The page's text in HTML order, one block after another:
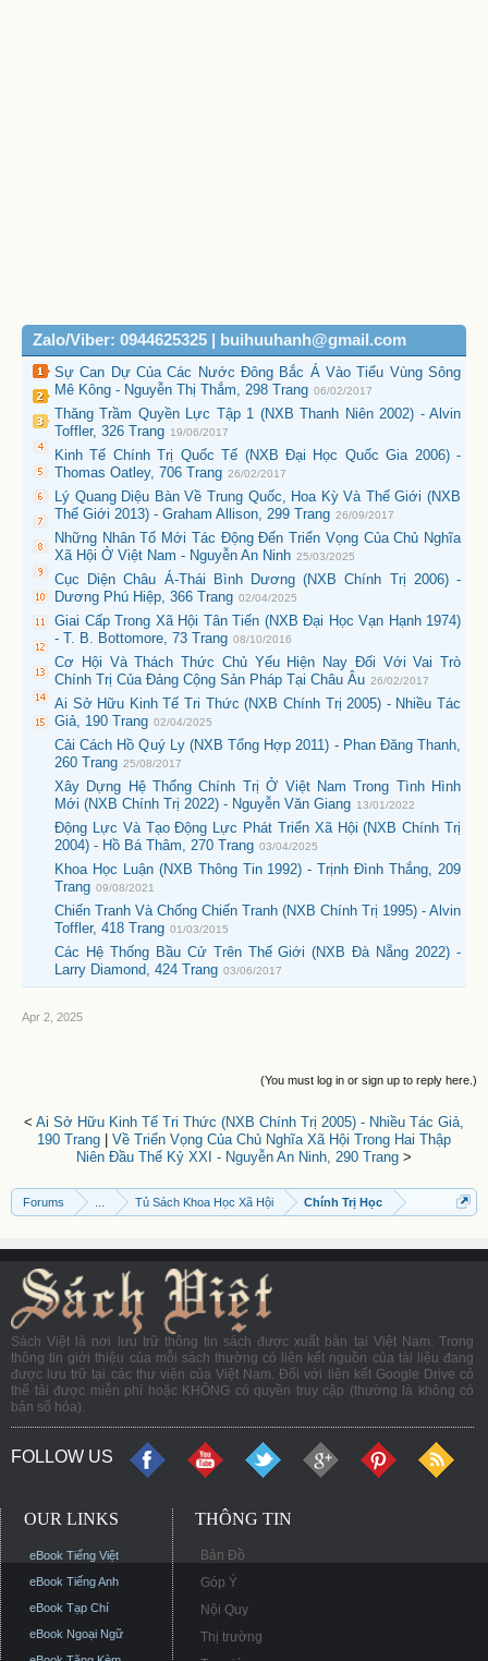
Zalo/Viber: 0944625325 | buihuuhanh@gmail.com
Sự Can Dự Của Các Nước Đông Bắc Á Vào Tiểu Vùng Sông
Mê Kông - Nguyễn Thị Thắm, 298 Trang 06/02/2017
Thăng Trầm Quyền Lực Tập 1 (NXB Thanh Niên 2002) - Alvin
Toffler, 326 Trang 19/06/2017
Kinh Tế Chính Trị Quốc Tế (NXB Đại Học Quốc Gia 2006) -
Thomas Oatley, 706 Trang 26/02/2017
Lý Quang Diệu Bàn Về Trung Quốc, Hoa Kỳ Và Thế Giới (NXB
Thế Giới 2013) - Graham Allison, 299 Trang 26/09/2017
Những Nhân Tố Mới Tác Động Đến Triển Vọng Của Chủ Nghĩa
Xã Hội Ở Việt Nam - Nguyễn An Ninh 25/03/2025
Cục Diện Châu Á-Thái Bình Dương (NXB Chính Trị 2006) -
Dương Phú Hiệp, 366 Trang 02/04/2025
Giai Cấp Trong Xã Hội Tân Tiến (NXB Đại Học Vạn Hạnh 1974)
- T. B. Bottomore, 73 Trang 08/10/2016
Cơ Hội Và Thách Thức Chủ Yếu Hiện Nay Đối Với Vai Trò
Chính Trị Của Đảng Cộng Sản Pháp Tại Châu Âu 26/02/2017
Ai Sở Hữu Kinh Tế Tri Thức (NXB Chính Trị 2005) - Nhiều Tác
Giả, 190 Trang 02/04/2025
Cải Cách Hồ Quý Ly (NXB Tổng Hợp 2011) - Phan Đăng Thanh,
260 Trang 25/08/2017
Xây Dựng Hệ Thống Chính Trị Ở Việt Nam Trong Tình Hình
Mới (NXB Chính Trị 2022) - Nguyễn Văn Giang 13/01/2022
Động Lực Và Tạo Động Lực Phát Triển Xã Hội (NXB Chính Trị
2004) - Hồ Bá Thâm, 270 Trang 03/04/2025
Khoa Học Luận (NXB Thông Tin 1992) - Trịnh Đình Thắng, 209
Trang 09/08/2021
Chiến Tranh Và Chống Chiến Tranh (NXB Chính Trị 1995) - Alvin
Toffler, 418 Trang 01/03/2015
Các Hệ Thống Bầu Cử Trên Thế Giới (NXB Đà Nẵng 2022) -
Larry Diamond, 424 Trang 03/06/2017
Apr 2, 2025
(You must log in or sign up to reply here.)
< Ai Sở Hữu Kinh Tế Tri Thức (NXB Chính Trị 2005) - Nhiều Tác Giả,
190 Trang
Về Triển Vọng Của Chủ Nghĩa Xã Hội Trong Hai Thập
Niên Đầu Thế Kỷ XXI - Nguyễn An Ninh, 290 Trang >
Forums Tủ Sách Khoa Học Xã Hội Chính Trị Học
Sách Việt là nơi lưu trữ thông tin sách được xuất bản tại Việt Nam. Trong
thông tin giới thiệu của mỗi sách thường có liên kết nguồn của tài liệu đang
được lưu trữ tại các thư viện của Việt Nam. Đối với liên kết Google Drive có
thể tải được miễn phí hoặc KHÔNG có quyền truy cập (thường là không có
bản số hóa).
FOLLOW US
OUR LINKS
eBook Tiếng Việt
eBook Tiếng Anh
eBook Tạp Chí
eBook Ngoại Ngữ
THÔNG TIN
Bản Đồ
Góp Ý
Nội Quy
Thị trường